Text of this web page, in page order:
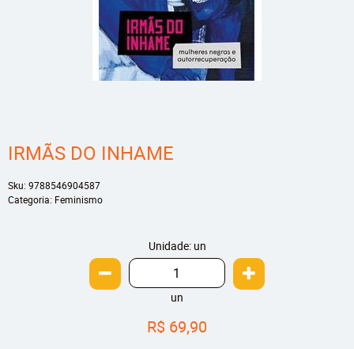
IRMÃS DO INHAME
Sku: 9788546904587
Categoria: Feminismo
Unidade: un
un
R$ 69,90